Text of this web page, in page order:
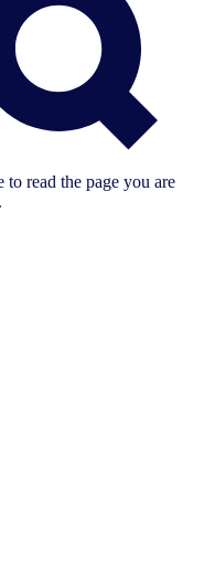
read the page you are